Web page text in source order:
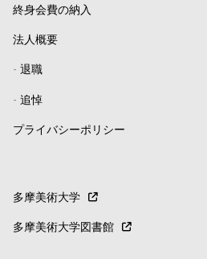
終身会費の納入
法人概要
- 退職
- 追悼
プライバシーポリシー
多摩美術大学
多摩美術大学図書館